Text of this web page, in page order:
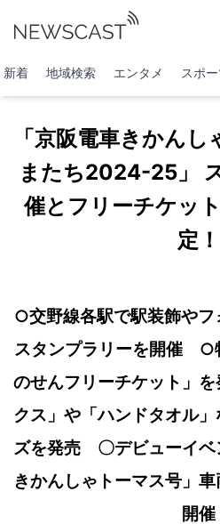
新着 地域検索 エンタメ スポ
「京阪電車きかん
またち2024-25」
催とフリーチケッ
定！
○交野線各駅で駅装飾やフ
スタンプラリーを開催 ○
のせんフリーチケット」
クス」や「ハンドタオル
ズを発売 〇デビューイ
きかんしゃトーマス号」
開催